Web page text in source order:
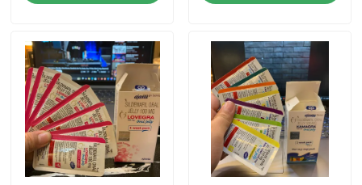
О нас
Путешествие фабрики
Проверка качества